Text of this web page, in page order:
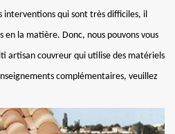
interventions qui sont très difficiles, il
la matière. Donc, nous pouvons vous
artisan couvreur qui utilise des matériels
complémentaires, veuillez